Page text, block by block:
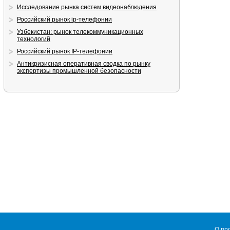
Исследование рынка систем видеонаблюдения
Российский рынок ip-телефонии
Узбекистан: рынок телекоммуникационных
технологий
Российский рынок IP-телефонии
Антикризисная оперативная сводка по рынку
экспертизы промышленной безопасности